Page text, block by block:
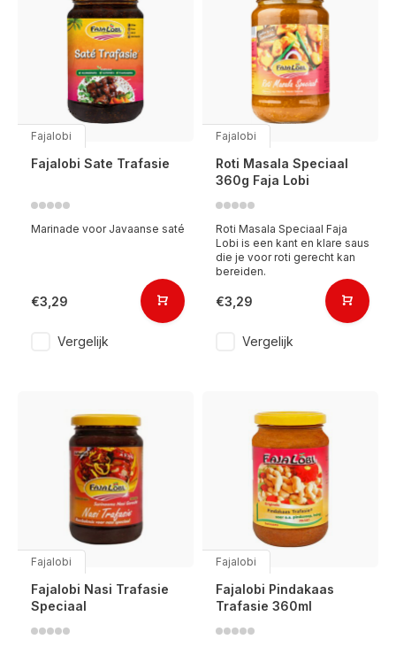
Fajalobi
Fajalobi Sate Trafasie
Marinade voor Javaanse saté
€3,29
Vergelijk
Fajalobi
Roti Masala Speciaal
360g Faja Lobi
Roti Masala Speciaal Faja
Lobi is een kant en klare saus
die je voor roti gerecht kan
bereiden.
€3,29
Vergelijk
Fajalobi
Fajalobi Nasi Trafasie
Speciaal
Fajalobi
Fajalobi Pindakaas
Trafasie 360ml